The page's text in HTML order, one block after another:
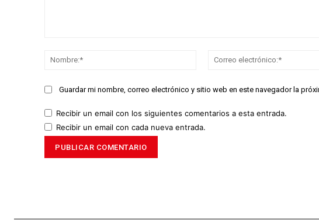
Nombre:*
Guardar mi nombre, correo electrónico y sitio web en este navegador la
Recibir un email con los siguientes comentarios a esta entrada.
Recibir un email con cada nueva entrada.